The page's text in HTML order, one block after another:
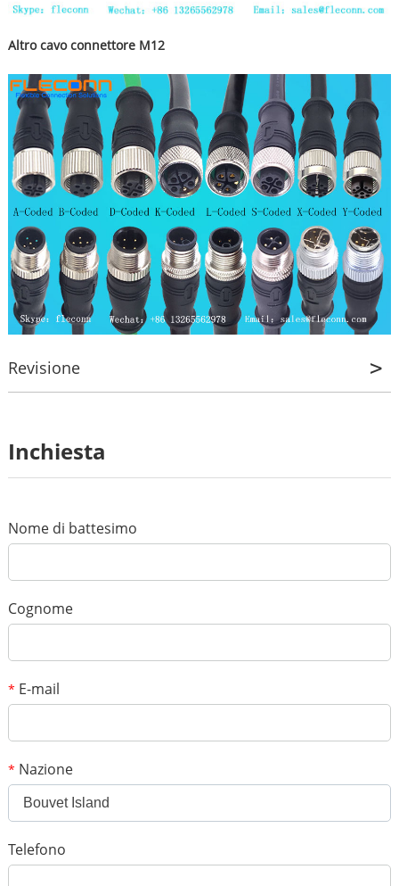
Altro cavo connettore M12
Revisione
Revisione
Nome
*Messaggio
Inchiesta
Nome di battesimo
Cognome
* E-mail
* Nazione
Bouvet Island
Telefono